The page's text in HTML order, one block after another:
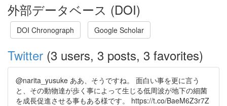
外部データベース (DOI)
DOI Chronograph Google Scholar
Twitter (3 users, 3 posts, 3 favorites)
@narita_yusuke ああ、そうですね。 面白い事を更に言う
と、その動物達が歩く事によって生じる低周波が地下の細菌
を成長促進させる事もある様です。 https://t.co/BaeM6Z3r7Z